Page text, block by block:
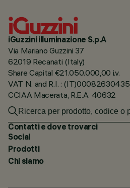
iGuzzini illuminazione S.p.A
Via Mariano Guzzini 37
62019 Recanati (Italy)
Share Capital €21.050.000,00 i.v.
VAT N. and R.I. : (IT)00082630435
CCIAA Macerata, R.E.A. 40632
Contatti e dove trovarci
Social
Prodotti
Chi siamo